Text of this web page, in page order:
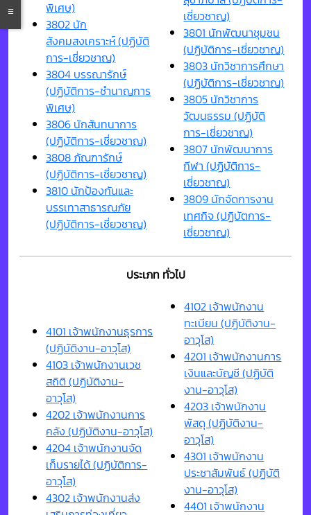
พิเศษ)
3802 นัก
สังคมสงเคราะห์ (ปฏิบัติ
การ-เชี่ยวชาญ)
3804 บรรณารักษ์
(ปฏิบัติการ-ชำนาญการ
พิเศษ)
3806 นักสันทนาการ
(ปฏิบัติการ-เชี่ยวชาญ)
3808 ภัณฑารักษ์
(ปฏิบัติการ-เชี่ยวชาญ)
3810 นักป้องกันและ
บรรเทาสาธารณภัย
(ปฏิบัติการ-เชี่ยวชาญ)
เชี่ยวชาญ)
3801 นักพัฒนาชุมชน
(ปฏิบัติการ-เชี่ยวชาญ)
3803 นักวิชาการศึกษา
(ปฏิบัติการ-เชี่ยวชาญ)
3805 นักวิชาการ
วัฒนธรรม (ปฏิบัติ
การ-เชี่ยวชาญ)
3807 นักพัฒนาการ
กีฬา (ปฏิบัติการ-
เชี่ยวชาญ)
3809 นักจัดการงาน
เทศกิจ (ปฏิบัตการ-
เชี่ยวชาญ)
ประเภท ทั่วไป
4101 เจ้าพนักงานธุรการ
(ปฏิบัติงาน-อาวุโส)
4103 เจ้าพนักงานเวช
สถิติ (ปฏิบัติงาน-
อาวุโส)
4202 เจ้าพนักงานการ
คลัง (ปฏิบัติงาน-อาวุโส)
4204 เจ้าพนักงานจัด
เก็บรายได้ (ปฏิบัติการ-
อาวุโส)
4302 เจ้าพนักงานส่ง
4102 เจ้าพนักงาน
ทะเบียน (ปฏิบัติงาน-
อาวุโส)
4201 เจ้าพนักงานการ
เงินและบัญชี (ปฏิบัติ
งาน-อาวุโส)
4203 เจ้าพนักงาน
พัสดุ (ปฏิบัติงาน-
อาวุโส)
4301 เจ้าพนักงาน
ประชาสัมพันธ์ (ปฏิบัติ
งาน-อาวุโส)
4401 เจ้าพนักงาน